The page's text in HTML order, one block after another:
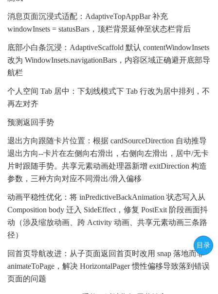
消息页面沉浸式适配：AdaptiveTopAppBar 补充
windowInsets = statusBars，顶栏背景延伸至状态栏背后
底部小白条沉浸：AdaptiveScaffold 默认 contentWindowInsets
改为 WindowInsets.navigationBars，内容区域正确避开底部导
航栏
个人空间 Tab 居中：下划线模式下 Tab 行改为居中排列，不
再左对齐
预测返回手势
退出方向跟随卡片位置：根据 cardSourceDirection 自动推导
退出方向--卡片在左侧向右滑出，右侧向左滑出，居中/无卡
片时跟随手势。共享元素动画处理器新增 exitDirection 构造
参数，三种方向对应不同滑出/滑入偏移
动画平稳性优化：将 inPredictiveBackAnimation 状态写入从
Composition body 迁入 SideEffect，修复 PostExit 阶段画面抖
动（涉及缩放动画、跨 Activity 动画、共享元素动画三条路
径）
回首页导航改进：从子页面返回首页时改用 snap 落地而非
animateToPage，解决 HorizontalPager 惯性偏移导致落到错误
页面的问题
目录